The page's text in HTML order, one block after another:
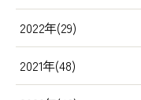
2022年(29)
2021年(48)